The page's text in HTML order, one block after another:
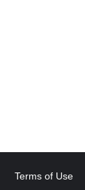
Terms of Use